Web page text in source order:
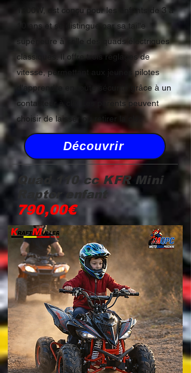
1200W, est conçu pour les enfants de 3 à
10 ans et se distingue par sa taille
supérieure à celle des quads électriques
classiques. Il offre trois réglages de
vitesse, permettant aux jeunes pilotes
d'apprendre en toute sécurité grâce à un
contacteur à clé. Les parents peuvent
choisir de laisser ou retirer la clé.
Découvrir
Quad 110 cc KFR Mini
Raptor enfant
790,00€